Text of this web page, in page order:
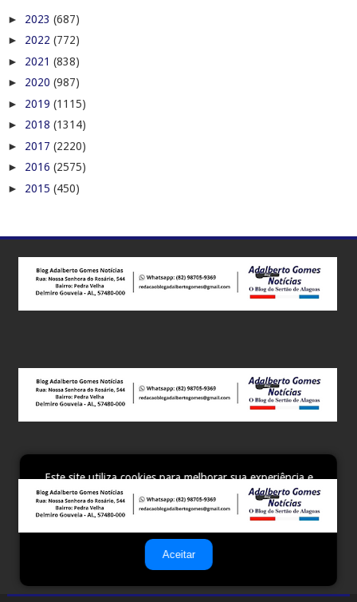
Este site utiliza cookies para melhorar sua experiência e
fornecer serviços personalizados. Ao continuar a navegar,
você concorda com o uso de cookies. Para mais
Política de Privacidade
Aceitar
► 2023 (687)
► 2022 (772)
► 2021 (838)
► 2020 (987)
► 2019 (1115)
► 2018 (1314)
► 2017 (2220)
► 2016 (2575)
► 2015 (450)